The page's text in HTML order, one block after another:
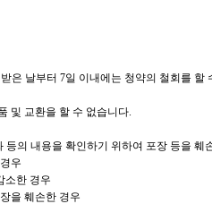
은 날부터 7일 이내에는 청약의 철회를 할
및 교환을 할 수 없습니다.
의 내용을 확인하기 위하여 포장 등을 훼
우
소한 경우
을 훼손한 경우